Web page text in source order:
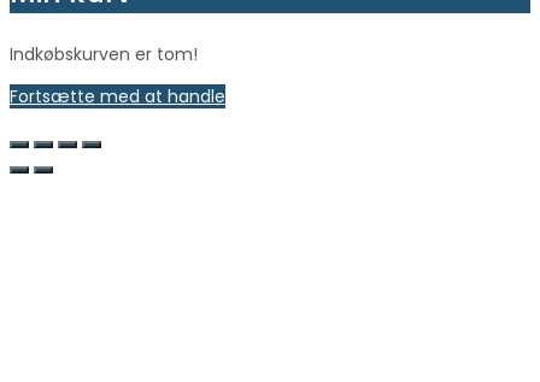
Indkøbskurven er tom!
Fortsætte med at handle